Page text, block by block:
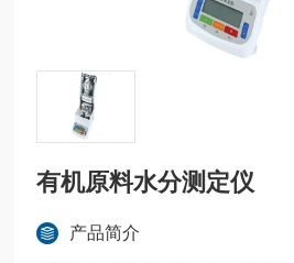
有机原料水分测定仪
产品简介